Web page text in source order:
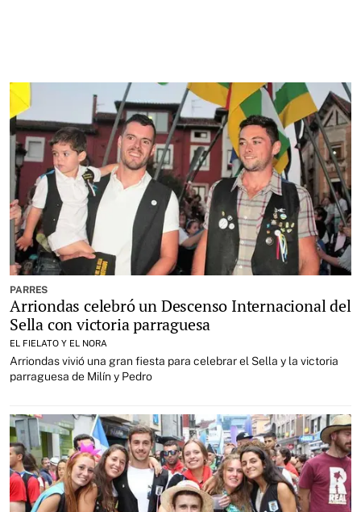
PARRES
Arriondas celebró un Descenso Internacional del
Sella con victoria parraguesa
EL FIELATO Y EL NORA
Arriondas vivió una gran fiesta para celebrar el Sella y la victoria
parraguesa de Milín y Pedro